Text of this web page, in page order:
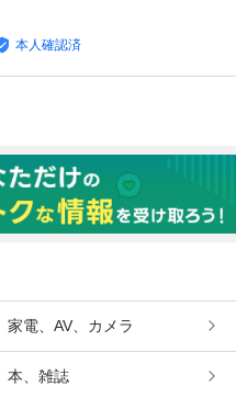
ピュータ 同梱可
本人確認済
家電、AV、カメラ
本、雑誌